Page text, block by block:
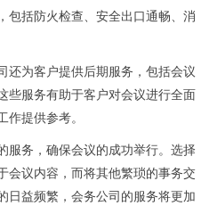
包括防火检查、安全出口通畅、消
还为客户提供后期服务，包括会议
些服务有助于客户对会议进行全面
作提供参考。
服务，确保会议的成功举行。选择
会议内容，而将其他繁琐的事务交
日益频繁，会务公司的服务将更加